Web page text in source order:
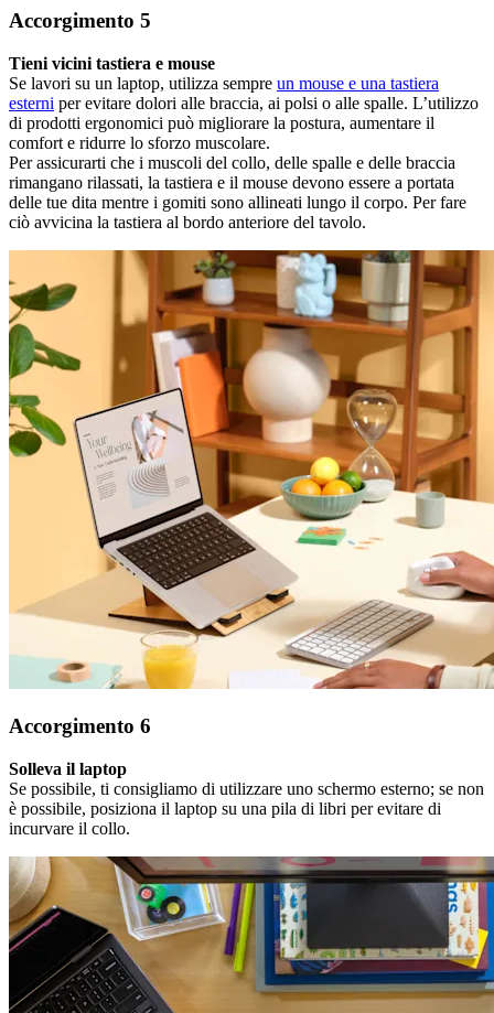
Accorgimento 5
Tieni vicini tastiera e mouse
Se lavori su un laptop, utilizza sempre un mouse e una tastiera
esterni per evitare dolori alle braccia, ai polsi o alle spalle. L’utilizzo
di prodotti ergonomici può migliorare la postura, aumentare il
comfort e ridurre lo sforzo muscolare.
Per assicurarti che i muscoli del collo, delle spalle e delle braccia
rimangano rilassati, la tastiera e il mouse devono essere a portata
delle tue dita mentre i gomiti sono allineati lungo il corpo. Per fare
ciò avvicina la tastiera al bordo anteriore del tavolo.
Accorgimento 6
Solleva il laptop
Se possibile, ti consigliamo di utilizzare uno schermo esterno; se non
è possibile, posiziona il laptop su una pila di libri per evitare di
incurvare il collo.